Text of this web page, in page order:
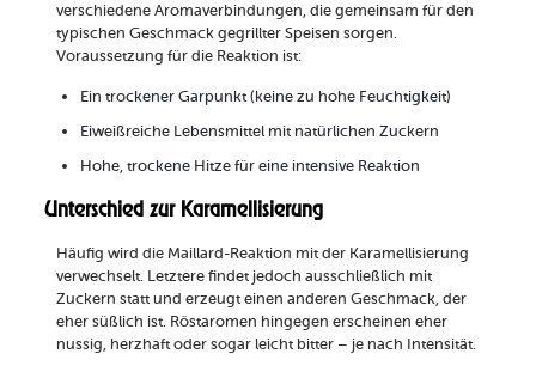
verschiedene Aromaverbindungen, die gemeinsam für den
typischen Geschmack gegrillter Speisen sorgen.
Voraussetzung für die Reaktion ist:
Ein trockener Garpunkt (keine zu hohe Feuchtigkeit)
Eiweißreiche Lebensmittel mit natürlichen Zuckern
Hohe, trockene Hitze für eine intensive Reaktion
Unterschied zur Karamellisierung
Häufig wird die Maillard-Reaktion mit der Karamellisierung
verwechselt. Letztere findet jedoch ausschließlich mit
Zuckern statt und erzeugt einen anderen Geschmack, der
eher süßlich ist. Röstaromen hingegen erscheinen eher
nussig, herzhaft oder sogar leicht bitter – je nach Intensität.